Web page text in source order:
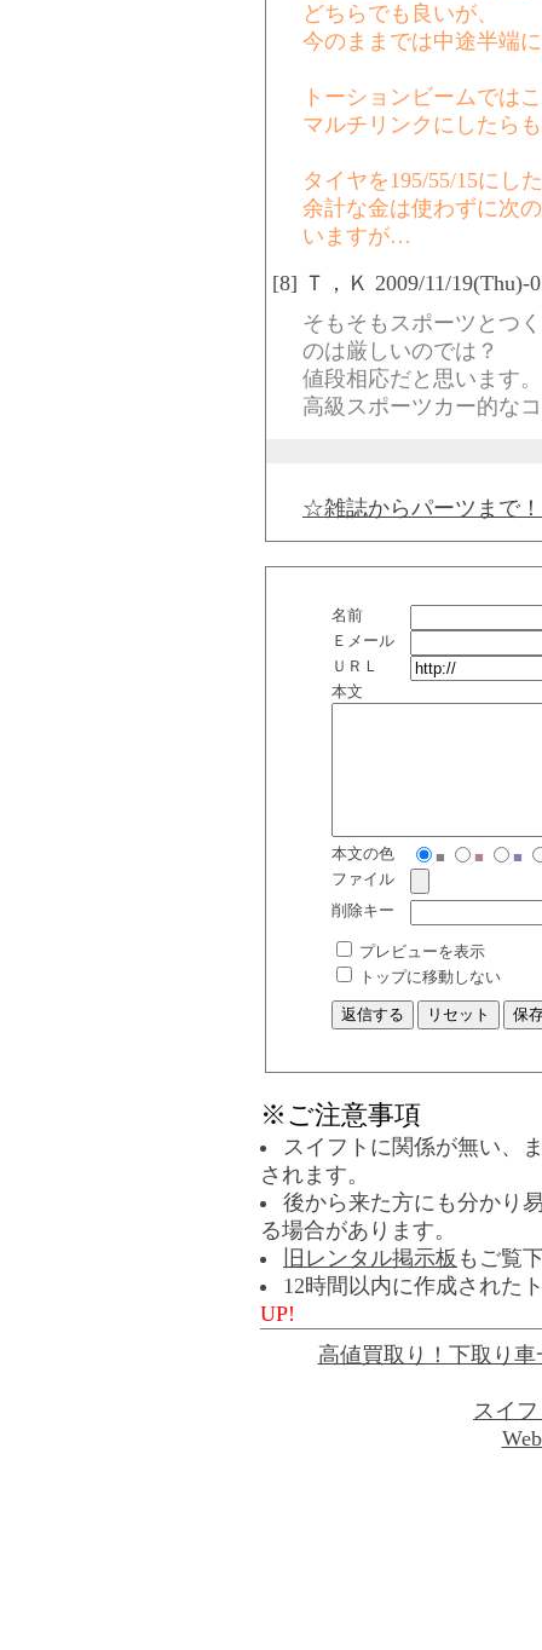
どちらでも良いが、
今のままでは中途半端
トーションビームでは
マルチリンクにしたら
タイヤを195/55/15にし
余計な金は使わずに次
いますが…
[8] Ｔ，Ｋ 2009/11/19(Thu)-
そもそもスポーツとつ
のは厳しいのでは？
値段相応だと思います。
高級スポーツカー的な
☆雑誌からパーツまで
名前
Ｅメール
ＵＲＬ
本文
本文の色 ■ ■
■
ファイル
削除キー
プレビューを表示
トップに移動しない
※ご注意事項
スイフトに関係が無い、
されます。
後から来た方にも分かり
る場合があります。
旧レンタル掲示板 もご覧
12時間以内に作成された
UP!
高値買取り！下取り車
スイ